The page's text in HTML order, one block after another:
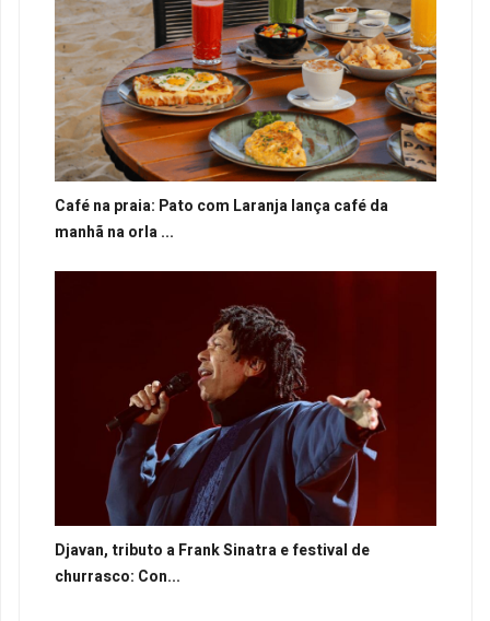
Café na praia: Pato com Laranja lança café da
manhã na orla ...
Djavan, tributo a Frank Sinatra e festival de
churrasco: Con...